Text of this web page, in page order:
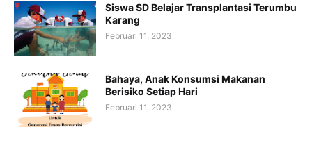
Siswa SD Belajar Transplantasi Terumbu
Karang
Februari 11, 2023
Bahaya, Anak Konsumsi Makanan
Berisiko Setiap Hari
Februari 11, 2023